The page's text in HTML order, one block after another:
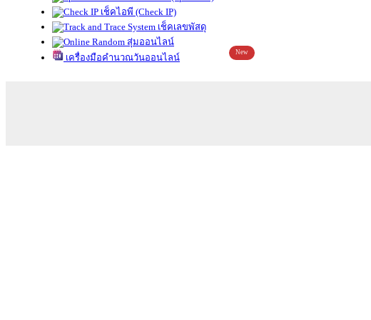
เช็คไอพี (Check IP)
เช็คเลขพัสดุ
สุ่มออนไลน์
เครื่องมือคำนวณวันออนไลน์
New